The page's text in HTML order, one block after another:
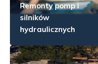
Remonty pomp i
silników
hydraulicznych